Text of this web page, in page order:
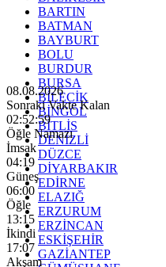
BARTIN
BATMAN
BAYBURT
BOLU
BURDUR
BURSA
BİLECİK
BİNGÖL
BİTLİS
DENİZLİ
DÜZCE
DİYARBAKIR
EDİRNE
ELAZIĞ
ERZURUM
ERZİNCAN
ESKİŞEHİR
GAZİANTEP
08.08.2026
Sonraki Vakte Kalan
02:52:58
Öğle Namazı
İmsak
04:19
Güneş
06:00
Öğle
13:15
İkindi
17:07
Akşam